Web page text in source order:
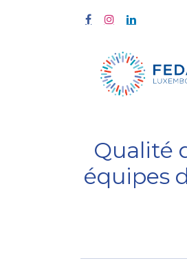
Qualité
équipes